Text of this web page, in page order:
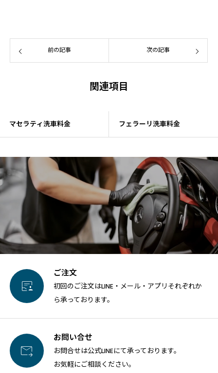
前の記事 次の記事
関連項目
マセラティ洗車料金 フェラーリ洗車料金

ご注文
初回のご注文はLINE・メール・アプリそれぞれか
ら承っております。

お問い合せ
お問合せは公式LINEにて承っております。
お気軽にご相談ください。